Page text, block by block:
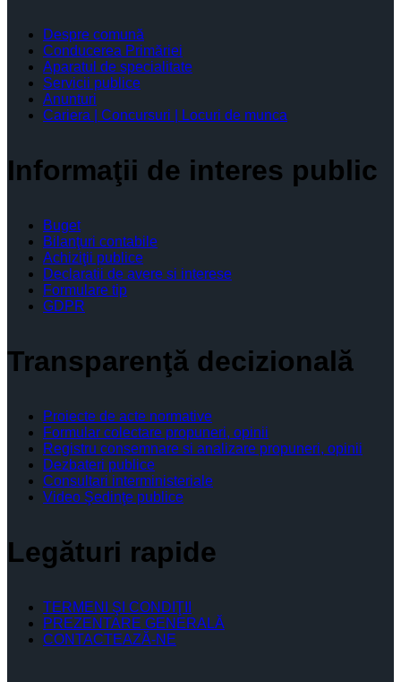
Despre comună
Conducerea Primăriei
Aparatul de specialitate
Servicii publice
Anunturi
Cariera | Concursuri | Locuri de munca
Informaţii de interes public
Buget
Bilanţuri contabile
Achiziţii publice
Declaratii de avere si interese
Formulare tip
GDPR
Transparenţă decizională
Proiecte de acte normative
Formular colectare propuneri, opinii
Registru consemnare si analizare propuneri, opinii
Dezbateri publice
Consultari interministeriale
Video Şedinţe publice
Legături rapide
TERMENI ŞI CONDIŢII
PREZENTARE GENERALĂ
CONTACTEAZĂ-NE